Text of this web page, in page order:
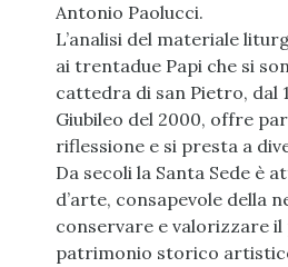
Antonio Paolucci.
L’analisi del materiale
ai trentadue Papi che si
cattedra di san Pietro, dal
Giubileo del 2000, offre
riflessione e si presta a
Da secoli la Santa Sede è
d’arte, consapevole della
conservare e valorizzare
patrimonio storico